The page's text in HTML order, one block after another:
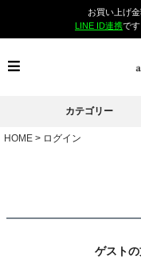
お買い上げ
LINE ID連携で
カテゴリー
HOME ログイン
ゲストの